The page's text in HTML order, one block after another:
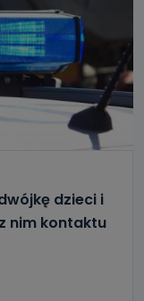
dzieci i
nim kontaktu